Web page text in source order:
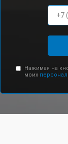
Нажимая на
моих